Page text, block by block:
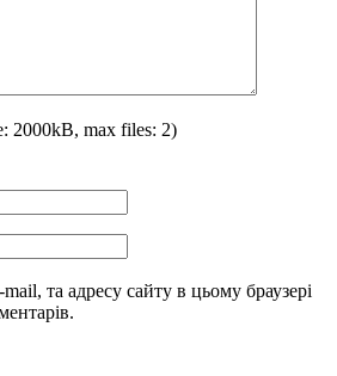
2000kB, max files: 2)
та адресу сайту в цьому браузері